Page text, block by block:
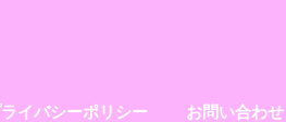
イバシーポリシー お問い合わせ